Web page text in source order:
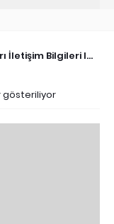
İletişim Bilgileri I
gösteriliyor